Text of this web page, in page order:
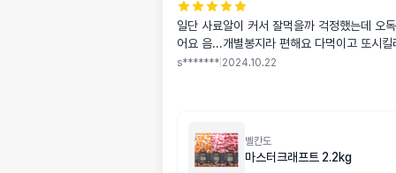
일단 사료알이 커서 잘먹을까 걱정했는데 오
어요 음...개별봉지라 편해요 다먹이고 또시킬
s******* 2024.10.22
벨칸도
마스터크래프트 2.2kg